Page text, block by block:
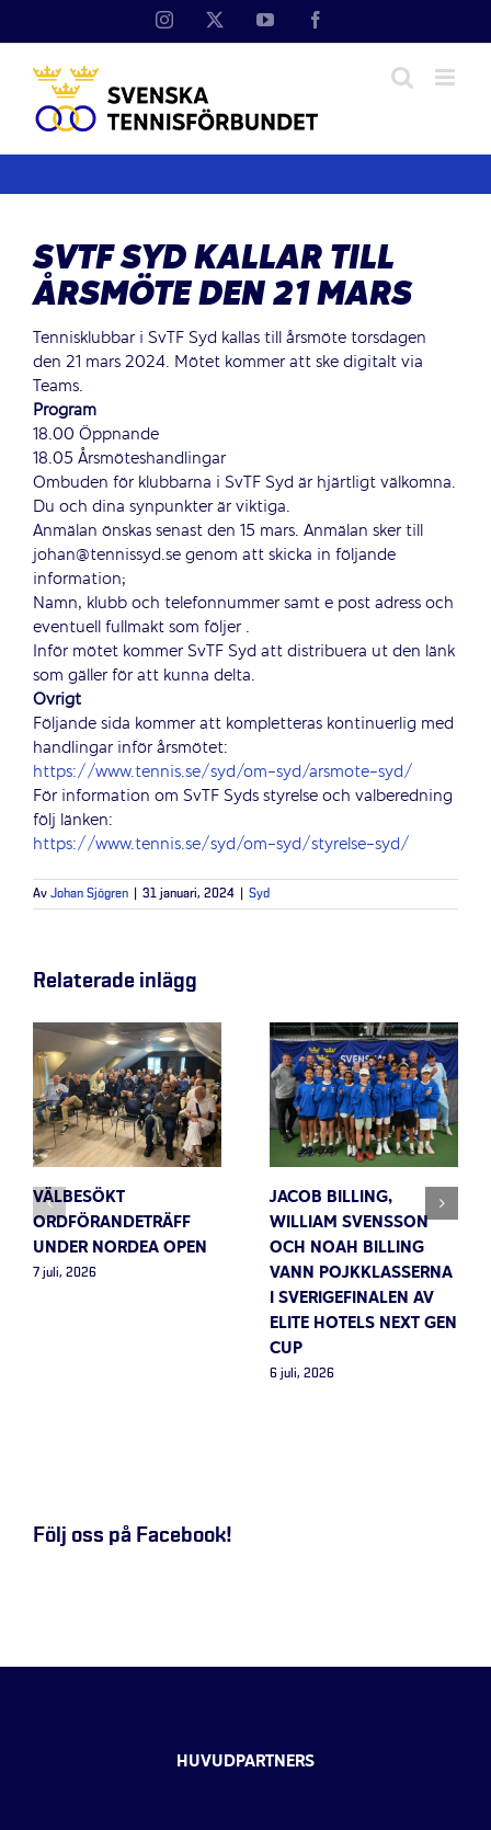
Instagram YouTube
SVTF SYD KALLAR TILL
ÅRSMÖTE DEN 21 MARS
Tennisklubbar i SvTF Syd kallas till årsmöte torsdagen
den 21 mars 2024. Mötet kommer att ske digitalt via
Teams.
Program
18.00 Öppnande
18.05 Årsmöteshandlingar
Ombuden för klubbarna i SvTF Syd är hjärtligt välkomna.
Du och dina synpunkter är viktiga.
Anmälan önskas senast den 15 mars. Anmälan sker till
johan@tennissyd.se genom att skicka in följande
information;
Namn, klubb och telefonnummer samt e post adress och
eventuell fullmakt som följer .
Inför mötet kommer SvTF Syd att distribuera ut den länk
som gäller för att kunna delta.
Övrigt
Följande sida kommer att kompletteras kontinuerlig med
handlingar inför årsmötet:
https://www.tennis.se/syd/om-syd/arsmote-syd/
För information om SvTF Syds styrelse och valberedning
följ länken:
https://www.tennis.se/syd/om-syd/styrelse-syd/
Av Johan Sjögren 31 januari, 2024 Syd
Relaterade inlägg
VÄLBESÖKT
ORDFÖRANDETRÄFF
UNDER NORDEA OPEN
7 juli, 2026
JACOB BILLING,
WILLIAM SVENSSON
OCH NOAH BILLING
VANN POJKKLASSERNA
I SVERIGEFINALEN AV
ELITE HOTELS NEXT GEN
CUP
6 juli, 2026
Följ oss på Facebook!
HUVUDPARTNERS